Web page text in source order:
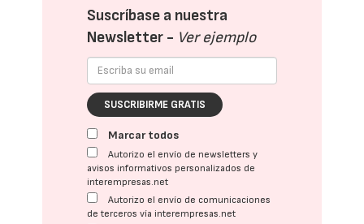
Suscríbase a nuestra
Newsletter - Ver ejemplo
SUSCRIBIRME GRATIS
Marcar todos
Autorizo el envío de newsletters y
avisos informativos personalizados de
interempresas.net
Autorizo el envío de comunicaciones
de terceros vía interempresas.net